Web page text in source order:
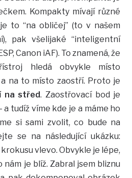
Kompakty mívají různé
to “na obličej” (to v našem
pak všelijaké “inteligentní
Canon iAF). To znamená, že
hledá obvykle místo
na to místo zaostří. Proto je
na střed. Zaostřovací bod je
tudíž víme kde je a máme ho
si sami zvolit, co bude na
se na následující ukázku:
vlevo. Obvykle je lépe,
je blíž. Zabral jsem bliznu